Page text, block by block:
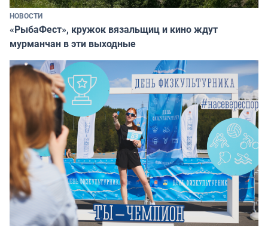
НОВОСТИ
«РыбаФест», кружок вязальщиц и кино ждут
мурманчан в эти выходные